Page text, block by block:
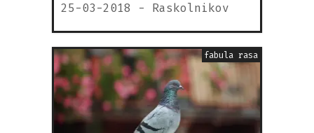
25-03-2018 - Raskolnikov
fabula rasa